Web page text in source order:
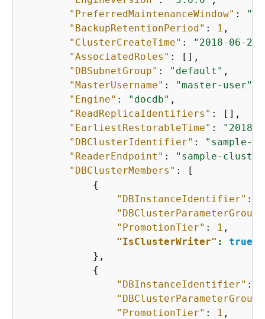
"PreferredMaintenanceWindow" :
"BackupRetentionPeriod" : 1 ,
"ClusterCreateTime" :
"2018-06-
"AssociatedRoles" : [],
"DBSubnetGroup" : "default" ,
"MasterUsername" : "master-user"
"Engine" : "docdb" ,
"ReadReplicaIdentifiers" : [],
"EarliestRestorableTime" :
"2018-
"DBClusterIdentifier" :
"sample-
"ReaderEndpoint" :
"sample-
"DBClusterMembers" : [
{
"DBInstanceIdentifier" :
"PromotionTier" : 1 ,
"IsClusterWriter" : true
            },
{
"DBInstanceIdentifier" :
"PromotionTier" : 1 ,